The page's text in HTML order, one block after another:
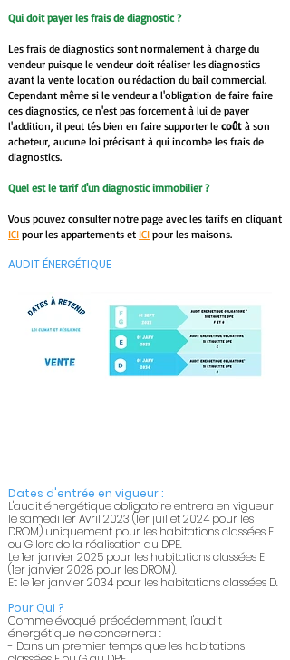
Qui doit payer les frais de diagnostic ?
Les frais de diagnostics sont normalement à charge du
vendeur puisque le vendeur doit réaliser les diagnostics
avant la vente location ou rédaction du bail commercial.
Cependant même si le vendeur a l'obligation de faire faire
ces diagnostics, ce n'est pas forcement à lui de payer
l'addition, il peut tés bien en faire supporter le coûtà son
acheteur, aucune loi précisant à qui incombe les frais de
diagnostics.
Quel est le tarif d'un diagnostic immobilier ?
Vous pouvez consulter notre page avec les tarifs en cliquant
ICI pour les appartements et ICI pour les maisons.
AUDIT ÉNERGÉTIQUE
Dates d'entrée en vigueur :
L'audit énergétique obligatoire entrera en vigueur
le samedi 1er Avril 2023 (1er juillet 2024 pour les
DROM) uniquement pour les habitations classées F
ou G lors de la réalisation du DPE.
Le 1er janvier 2025 pour les habitations classées E
(1er janvier 2028 pour les DROM).
Et le 1er janvier 2034 pour les habitations classées D.
Pour Qui ?
Comme évoqué précédemment, l'audit
énergétique ne concernera :
- Dans un premier temps que les habitations